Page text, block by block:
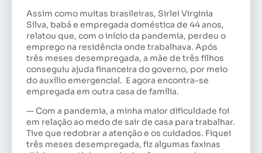
Assim como muitas brasileiras, Sirlei Virginia
Silva, babá e empregada doméstica de 44 anos,
relatou que, com o início da pandemia, perdeu o
emprego na residência onde trabalhava. Após
três meses desempregada, a mãe de três filhos
conseguiu ajuda financeira do governo, por meio
do auxílio emergencial. E agora encontra-se
empregada em outra casa de família.
— Com a pandemia, a minha maior dificuldade foi
em relação ao medo de sair de casa para trabalhar.
Tive que redobrar a atenção e os cuidados. Fiquei
três meses desempregada, fiz algumas faxinas